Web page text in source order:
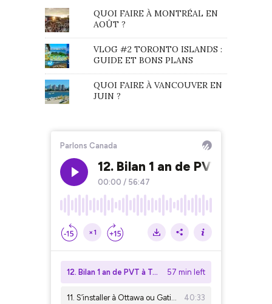
QUOI FAIRE À MONTRÉAL EN
AOÛT ?
VLOG #2 TORONTO ISLANDS :
GUIDE ET BONS PLANS
QUOI FAIRE À VANCOUVER EN
JUIN ?